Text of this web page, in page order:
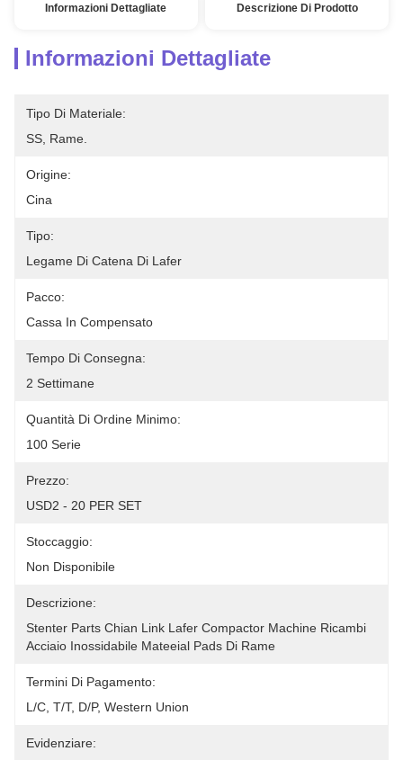
Informazioni Dettagliate Descrizione Di Prodotto
Informazioni Dettagliate
Tipo Di Materiale:
SS, Rame.
Origine:
Cina
Tipo:
Legame Di Catena Di Lafer
Pacco:
Cassa In Compensato
Tempo Di Consegna:
2 Settimane
Quantità Di Ordine Minimo:
100 Serie
Prezzo:
USD2 - 20 PER SET
Stoccaggio:
Non Disponibile
Descrizione:
Stenter Parts Chian Link Lafer Compactor Machine Ricambi
Acciaio Inossidabile Mateeial Pads Di Rame
Termini Di Pagamento:
L/C, T/T, D/P, Western Union
Evidenziare: